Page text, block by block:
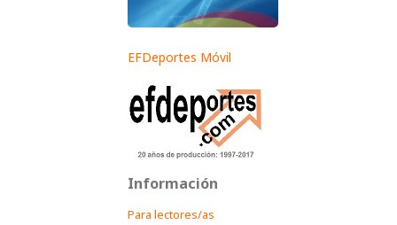
EFDeportes Móvil
Información
Para lectores/as